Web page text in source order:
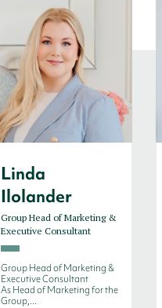
Linda
Ilolander
Group Head of Marketing &
Executive Consultant
Group Head of Marketing &
Executive Consultant
As Head of Marketing for the
Group,...